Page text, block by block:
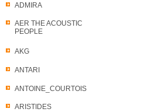
ADMIRA
AER THE ACOUSTIC
PEOPLE
AKG
ANTARI
ANTOINE_COURTOIS
ARISTIDES